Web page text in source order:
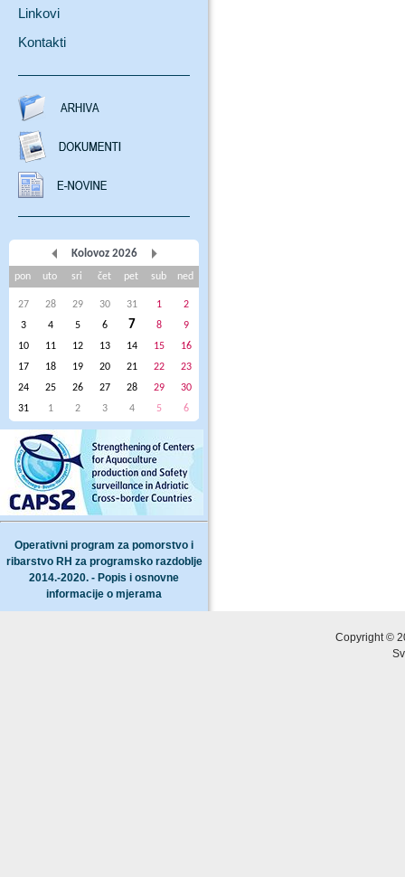
Linkovi
Kontakti
Kolovoz 2026
pon uto sri čet pet sub ned
27 28 29 30 31 1
2
3
4 5 6 7 8
9
10
11 12 13 14 15
16
17
18 19 20 21 22
23
24
25 26 27 28 29
30
31
1 2 3 4 5 6
Operativni program za pomorstvo i
ribarstvo RH za programsko razdoblje
2014.-2020. - Popis i osnovne
informacije o mjerama
Copyright ©